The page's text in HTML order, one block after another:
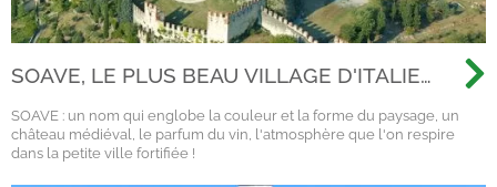
SOAVE, LE PLUS BEAU VILLAGE D'ITALIE
SOAVE : un nom qui englobe la couleur et la forme du paysage, un
château médiéval, le parfum du vin, l'atmosphère que l'on respire
dans la petite ville fortifiée !